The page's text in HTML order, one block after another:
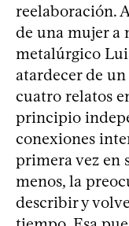
reelaboración.
de una mujer a
metalúrgico
atardecer de un
cuatro relatos
principio
conexiones
primera vez en
menos, la
describir y